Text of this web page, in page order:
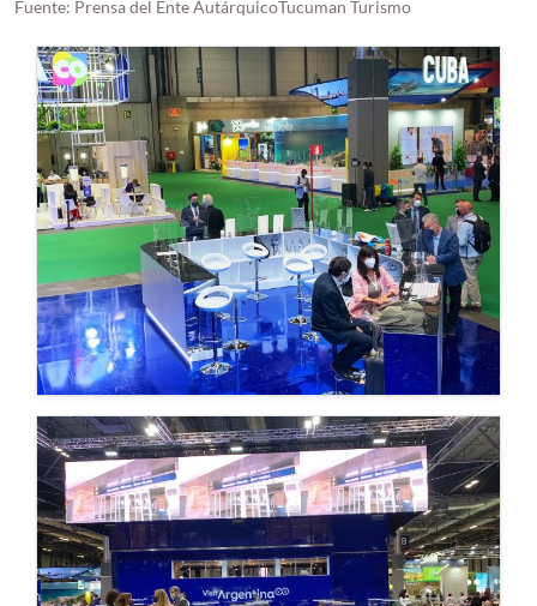
Fuente: Prensa del Ente AutárquicoTucuman Turismo